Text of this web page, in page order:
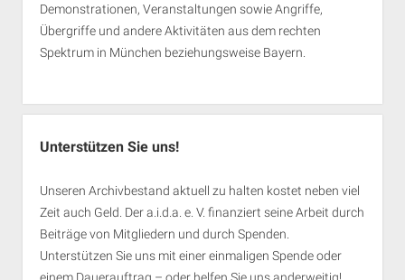
Demonstrationen, Veranstaltungen sowie Angriffe,
Übergriffe und andere Aktivitäten aus dem rechten
Spektrum in München beziehungsweise Bayern.
Unterstützen Sie uns!
Unseren Archivbestand aktuell zu halten kostet neben viel
Zeit auch Geld. Der a.i.d.a. e. V. finanziert seine Arbeit durch
Beiträge von Mitgliedern und durch Spenden.
Unterstützen Sie uns mit einer einmaligen Spende oder
einem Dauerauftrag – oder helfen Sie uns anderweitig!